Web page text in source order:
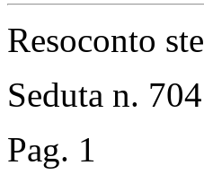
Resoconto
Seduta n.
Pag. 1